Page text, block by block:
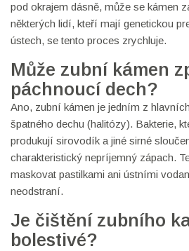
pod okrajem dásně, může se kámen
některých lidí, kteří mají genetickou
ústech, se tento proces zrychluje.
Může zubní kámen
páchnoucí dech?
Ano, zubní kámen je jedním z
špatného dechu (halitózy). Bakterie,
produkují sirovodík a jiné sirné
charakteristický nepríjemný zápach.
maskovat pastilkami ani ústními
neodstraní.
Je čištění zubního
bolestivé?